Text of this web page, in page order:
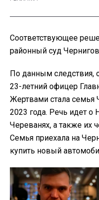
Соответствующее
районный суд
По данным следствия,
23-летний офицер
Жертвами стала семья
2023 года. Речь идет о
Череванях, а также их
Семья приехала на
купить новый